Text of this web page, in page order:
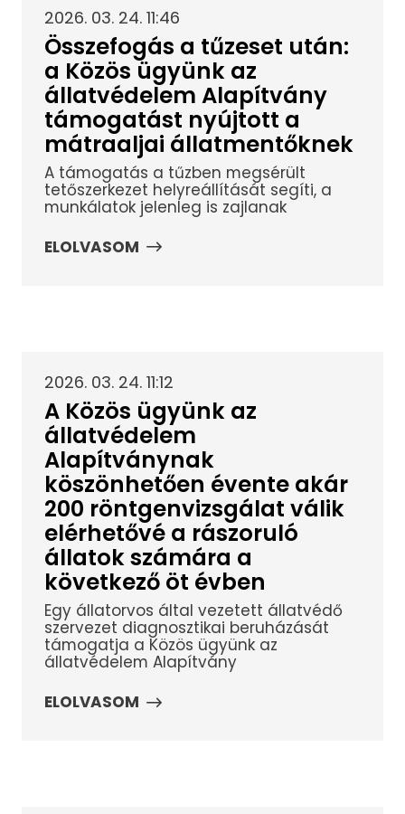
2026. 03. 24. 11:46
Összefogás a tűzeset után:
a Közös ügyünk az
állatvédelem Alapítvány
támogatást nyújtott a
mátraaljai állatmentőknek
A támogatás a tűzben megsérült
tetőszerkezet helyreállítását segíti, a
munkálatok jelenleg is zajlanak
ELOLVASOM
2026. 03. 24. 11:12
A Közös ügyünk az
állatvédelem
Alapítványnak
köszönhetően évente akár
200 röntgenvizsgálat válik
elérhetővé a rászoruló
állatok számára a
következő öt évben
Egy állatorvos által vezetett állatvédő
szervezet diagnosztikai beruházását
támogatja a Közös ügyünk az
állatvédelem Alapítvány
ELOLVASOM